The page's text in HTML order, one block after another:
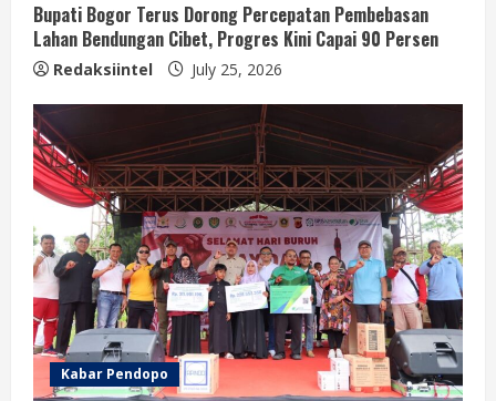
Bupati Bogor Terus Dorong Percepatan Pembebasan
Lahan Bendungan Cibet, Progres Kini Capai 90 Persen
Redaksiintel July 25, 2026
Kabar Pendopo